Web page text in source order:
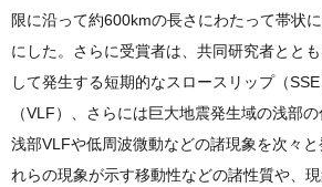
限に沿って約600kmの長さにわたって帯状
にした。さらに受賞者は、共同研究者とと
して発生する短期的なスロースリップ（
（VLF）、さらには巨大地震発生域の浅部
浅部VLFや低周波微動などの諸現象を次々
れらの現象が示す移動性などの諸性質や、